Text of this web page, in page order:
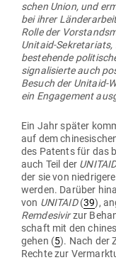
schen Union, und
bei ihrer
Rolle der
Unitaid-Sekre­ta­riats,
bestehende
signa­li­sierte auch
Besuch der Unitaid-
ein Enga­gement
Ein Jahr später
auf dem
des Patents für das
auch Teil der
der sie von
werden. Darüber
von UNITAID(39),
Rem­de­sivirzur
schaft mit den
gehen (5). Nach der
Rechte zur